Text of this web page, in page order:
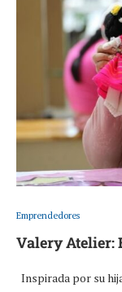
Emprendedores
Valery Atelier:
Inspirada por su